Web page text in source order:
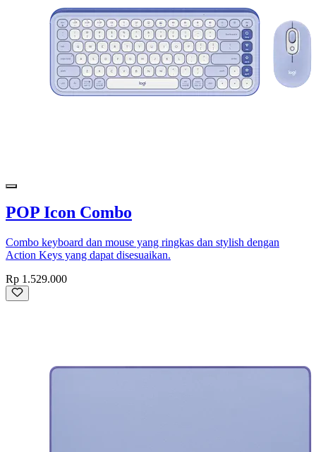
POP Icon Combo
Combo keyboard dan mouse yang ringkas dan stylish dengan
Action Keys yang dapat disesuaikan.
Rp 1.529.000